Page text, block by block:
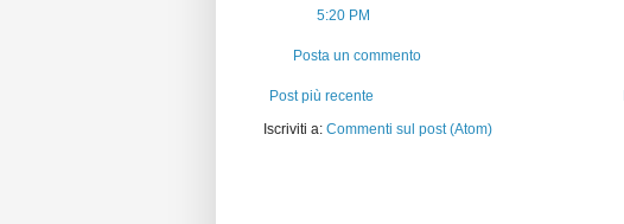
5:20 PM
Posta un commento
Post più recente
Iscriviti a: Commenti sul post (Atom)